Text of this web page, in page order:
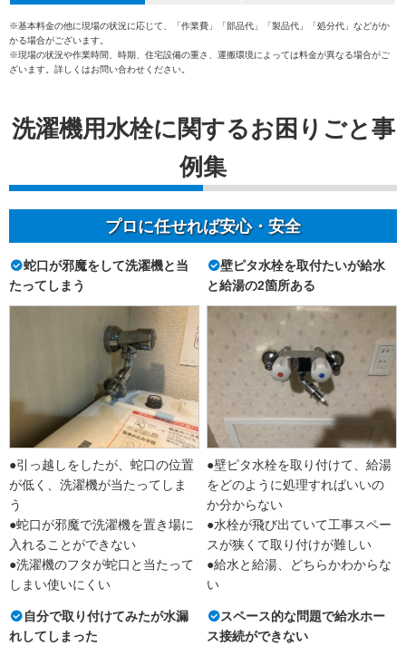
※基本料金の他に現場の状況に応じて、「作業費」「部品代」「製品代」「処分代」などがか
かる場合がございます。
※現場の状況や作業時間、時期、住宅設備の重さ、運搬環境によっては料金が異なる場合がご
ざいます。詳しくはお問い合わせください。
洗濯機用水栓に関するお困りごと事
例集
プロに任せれば安心・安全
蛇口が邪魔をして洗濯機と当
たってしまう
●引っ越しをしたが、蛇口の位置
が低く、洗濯機が当たってしま
う
●蛇口が邪魔で洗濯機を置き場に
入れることができない
●洗濯機のフタが蛇口と当たって
しまい使いにくい
壁ピタ水栓を取付たいが給水
と給湯の2箇所ある
●壁ピタ水栓を取り付けて、給湯
をどのように処理すればいいの
か分からない
●水栓が飛び出ていて工事スペー
スが狭くて取り付けが難しい
●給水と給湯、どちらかわからな
い
自分で取り付けてみたが水漏
れしてしまった
スペース的な問題で給水ホー
ス接続ができない